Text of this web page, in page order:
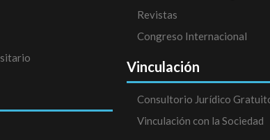
Revistas
Congreso Internacional
Vinculación
Consultorio Jurídico
Vinculación con la Sociedad